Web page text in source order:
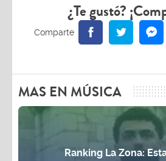
¿Te gustó?
MAS EN MÚSICA
Ranking La Zona: